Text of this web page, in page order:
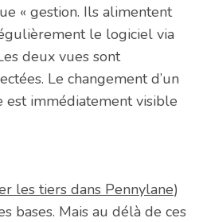
« gestion. Ils alimentent
le logiciel via
deux vues sont
Le changement d’un
est immédiatement visible
les tiers dans Pennylane)
bases. Mais au délà de ces